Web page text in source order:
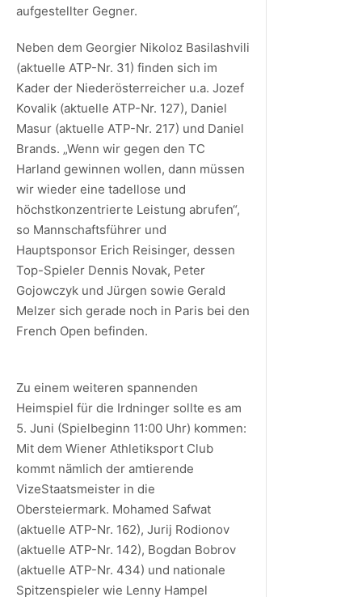
aufgestellter Gegner.
Neben dem Georgier Nikoloz Basilashvili
(aktuelle ATP-Nr. 31) finden sich im
Kader der Niederösterreicher u.a. Jozef
Kovalik (aktuelle ATP-Nr. 127), Daniel
Masur (aktuelle ATP-Nr. 217) und Daniel
Brands. „Wenn wir gegen den TC
Harland gewinnen wollen, dann müssen
wir wieder eine tadellose und
höchstkonzentrierte Leistung abrufen“,
so Mannschaftsführer und
Hauptsponsor Erich Reisinger, dessen
Top-Spieler Dennis Novak, Peter
Gojowczyk und Jürgen sowie Gerald
Melzer sich gerade noch in Paris bei den
French Open befinden.
Zu einem weiteren spannenden
Heimspiel für die Irdninger sollte es am
5. Juni (Spielbeginn 11:00 Uhr) kommen:
Mit dem Wiener Athletiksport Club
kommt nämlich der amtierende
VizeStaatsmeister in die
Obersteiermark. Mohamed Safwat
(aktuelle ATP-Nr. 162), Jurij Rodionov
(aktuelle ATP-Nr. 142), Bogdan Bobrov
(aktuelle ATP-Nr. 434) und nationale
Spitzenspieler wie Lenny Hampel